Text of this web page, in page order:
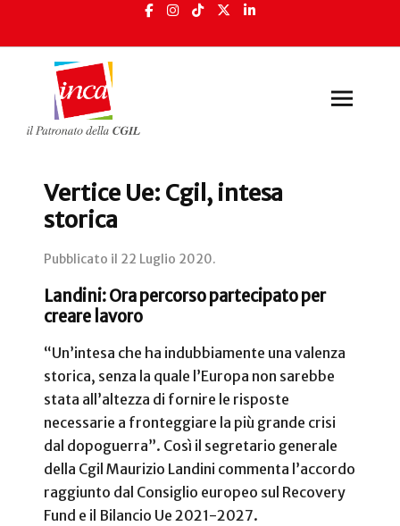
Vertice Ue: Cgil, intesa
storica
Pubblicato il 22 Luglio 2020.
Landini: Ora percorso partecipato per
creare lavoro
“Un’intesa che ha indubbiamente una valenza
storica, senza la quale l’Europa non sarebbe
stata all’altezza di fornire le risposte
necessarie a fronteggiare la più grande crisi
dal dopoguerra”. Così il segretario generale
della Cgil Maurizio Landini commenta l’accordo
raggiunto dal Consiglio europeo sul Recovery
Fund e il Bilancio Ue 2021-2027.